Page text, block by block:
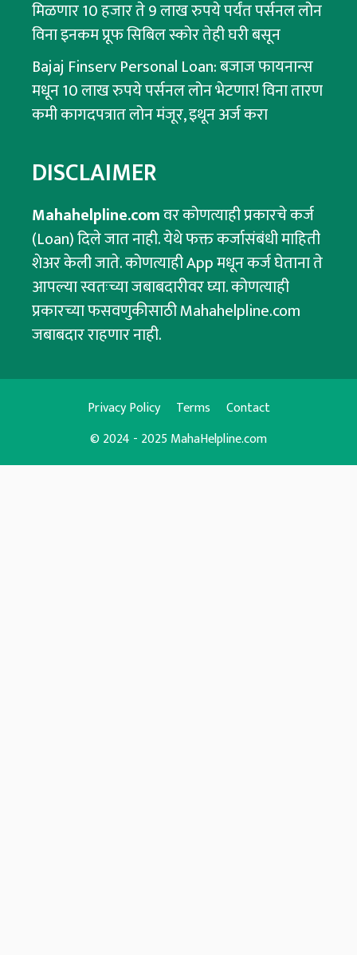
मिळणार 10 हजार ते 9 लाख रुपये पर्यंत पर्सनल लोन
विना इनकम प्रूफ सिबिल स्कोर तेही घरी बसून
Bajaj Finserv Personal Loan: बजाज फायनान्स
मधून 10 लाख रुपये पर्सनल लोन भेटणार! विना तारण
कमी कागदपत्रात लोन मंजूर, इथून अर्ज करा
DISCLAIMER
Mahahelpline.comवर कोणत्याही प्रकारचे कर्ज
(Loan) दिले जात नाही. येथे फक्त कर्जासंबंधी माहिती
शेअर केली जाते. कोणत्याही App मधून कर्ज घेताना ते
आपल्या स्वतःच्या जबाबदारीवर घ्या. कोणत्याही
प्रकारच्या फसवणुकीसाठी Mahahelpline.com
जबाबदार राहणार नाही.
Privacy Policy Terms
Contact
© 2024 - 2025 MahaHelpline.com